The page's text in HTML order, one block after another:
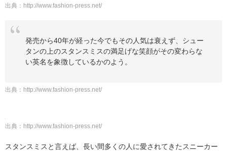
出典： http://www.fashion-press.net/
発売から40年が経った今でもその人気は衰えず、シュー
タンの上のスタンスミスの満足げな笑顔がその変わらな
い英名を象徴しているかのよう。
出典： http://www.fashion-press.net/
出典： http://www.fashion-press.net/
スタンスミスと言えば、長い間多くの人に愛されてきたスニーカー